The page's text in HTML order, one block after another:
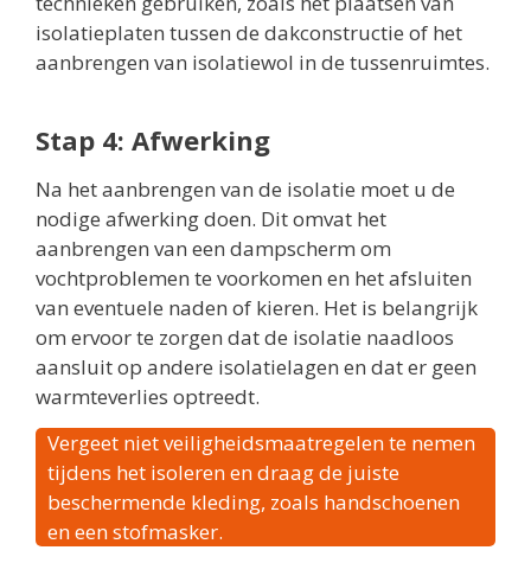
isolatieplaten tussen de dakconstructie of het
aanbrengen van isolatiewol in de tussenruimtes.
Stap 4: Afwerking
Na het aanbrengen van de isolatie moet u de
nodige afwerking doen. Dit omvat het
aanbrengen van een dampscherm om
vochtproblemen te voorkomen en het afsluiten
van eventuele naden of kieren. Het is belangrijk
om ervoor te zorgen dat de isolatie naadloos
aansluit op andere isolatielagen en dat er geen
warmteverlies optreedt.
Vergeet niet veiligheidsmaatregelen te nemen
tijdens het isoleren en draag de juiste
beschermende kleding, zoals handschoenen
en een stofmasker.